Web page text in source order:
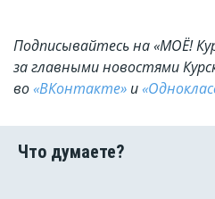
Подписывайтесь на «МОЁ!
за главными новостями
во«ВКонтакте» и